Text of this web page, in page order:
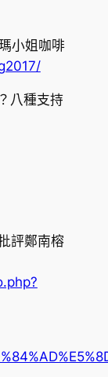
小姐咖啡
八種支持
評鄭南榕